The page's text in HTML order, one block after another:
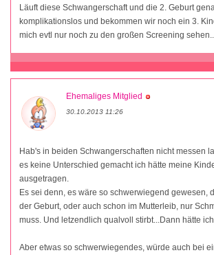
Läuft diese Schwangerschaft und die 2. Geburt
komplikationslos und bekommen wir noch ein 3.
mich evtl nur noch zu den großen Screening
Ehemaliges Mitglied
30.10.2013 11:26
Hab's in beiden Schwangerschaften nicht messen
es keine Unterschied gemacht ich hätte meine
ausgetragen.
Es sei denn, es wäre so schwerwiegend gewesen,
der Geburt, oder auch schon im Mutterleib, nur
muss. Und letzendlich qualvoll stirbt...Dann hätte
Aber etwas so schwerwiegendes, würde auch bei